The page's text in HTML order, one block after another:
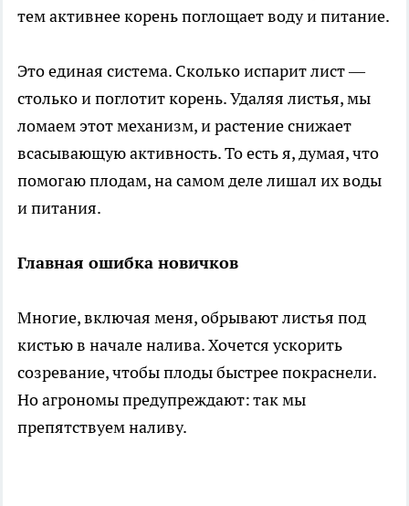
тем активнее корень поглощает воду и питание.
Это единая система. Сколько испарит лист —
столько и поглотит корень. Удаляя листья, мы
ломаем этот механизм, и растение снижает
всасывающую активность. То есть я, думая, что
помогаю плодам, на самом деле лишал их воды
и питания.
Главная ошибка новичков
Многие, включая меня, обрывают листья под
кистью в начале налива. Хочется ускорить
созревание, чтобы плоды быстрее покраснели.
Но агрономы предупреждают: так мы
препятствуем наливу.